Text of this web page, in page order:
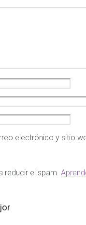
electrónico y sitio
reducir el spam.